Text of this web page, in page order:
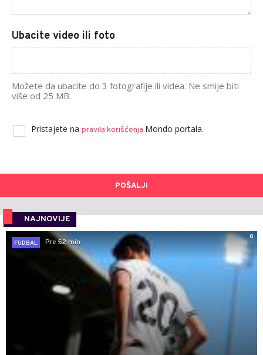
Ubacite video ili foto
Možete da ubacite do 3 fotografije ili videa. Ne smije biti
više od 25 MB.
Pristajete na pravila korišćenja Mondo portala.
POŠALJI
NAJNOVIJE
0
FUDBAL
Pre 52 min